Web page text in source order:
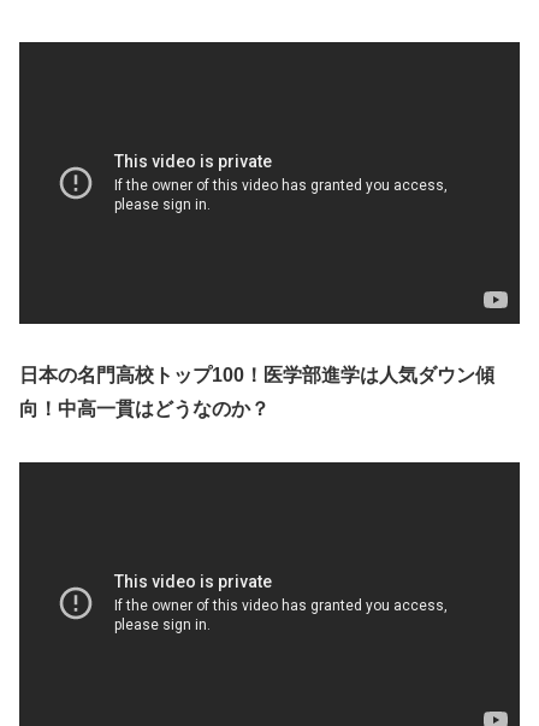
日本の名門高校トップ100！医学部進学は人気ダウン傾
向！中高一貫はどうなのか？